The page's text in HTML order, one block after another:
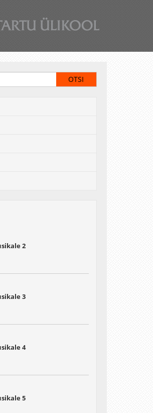
2
3
4
5